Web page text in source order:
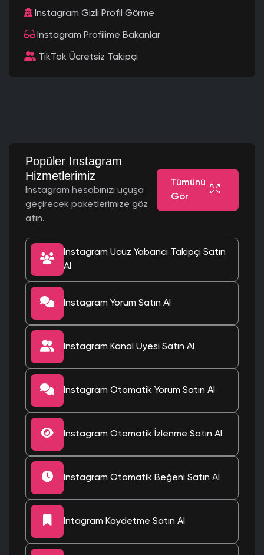
Instagram Gizli Profil Görme
Instagram Profilime Bakanlar
TikTok Ücretsiz Takipçi
Popüler Instagram
Hizmetlerimiz
Instagram hesabınızı uçuşa
geçirecek paketlerimize göz
atın.
Tümünü
Gör
Instagram Ucuz Yabancı Takipçi Satın
Al
Instagram Yorum Satın Al
Instagram Kanal Üyesi Satın Al
Instagram Otomatik Yorum Satın Al
Instagram Otomatik İzlenme Satın Al
Instagram Otomatik Beğeni Satın Al
Intagram Kaydetme Satın Al